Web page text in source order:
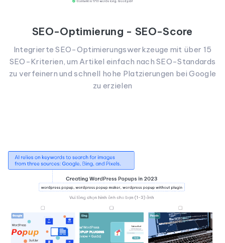
SEO-Optimierung - SEO-Score
Integrierte SEO-Optimierungswerkzeuge mit über 15
SEO-Kriterien, um Artikel einfach nach SEO-Standards
zu verfeinern und schnell hohe Platzierungen bei Google
zu erzielen